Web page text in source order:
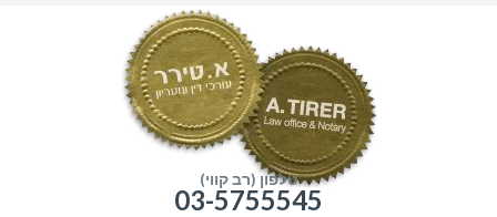
טלפון (רב קווי)
03-5755545